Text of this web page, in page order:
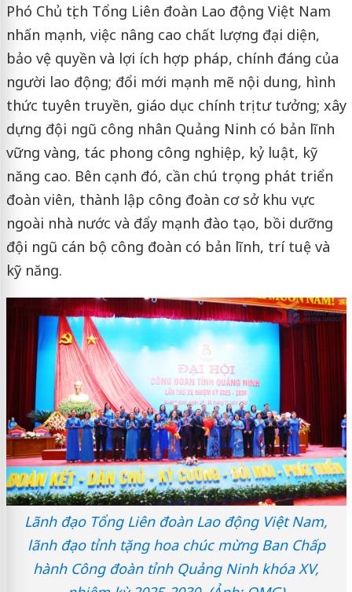
Phó Chủ tịch Tổng Liên đoàn Lao động Việt Nam
nhấn mạnh, việc nâng cao chất lượng đại diện,
bảo vệ quyền và lợi ích hợp pháp, chính đáng của
người lao động; đổi mới mạnh mẽ nội dung, hình
thức tuyên truyền, giáo dục chính trị tư tưởng; xây
dựng đội ngũ công nhân Quảng Ninh có bản lĩnh
vững vàng, tác phong công nghiệp, kỷ luật, kỹ
năng cao. Bên cạnh đó, cần chú trọng phát triển
đoàn viên, thành lập công đoàn cơ sở khu vực
ngoài nhà nước và đẩy mạnh đào tạo, bồi dưỡng
đội ngũ cán bộ công đoàn có bản lĩnh, trí tuệ và
kỹ năng.
Lãnh đạo Tổng Liên đoàn Lao động Việt Nam,
lãnh đạo tỉnh tặng hoa chúc mừng Ban Chấp
hành Công đoàn tỉnh Quảng Ninh khóa XV,